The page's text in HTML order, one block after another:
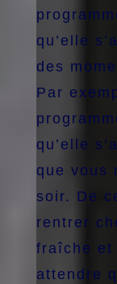
qu’elle
des
Par
qu’elle
que vous
soir. De
rentrer
fraîche et
attendre